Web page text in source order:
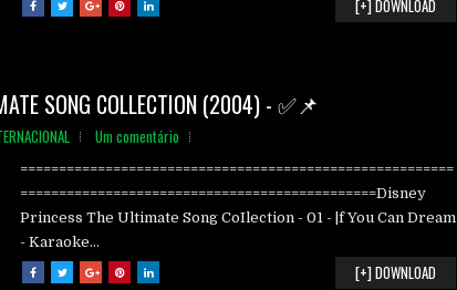
[+] DOWNLOAD
SONG COLLECTION (2004) - ✅📌
Um comentário
========================================================
==============================================Disney
Princess The Ultimate Song CoIlection - 01 - |f You Can Dream
- Karaoke...
[+] DOWNLOAD